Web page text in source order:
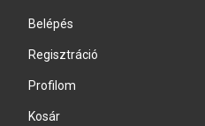
Belépés
Regisztráció
Profilom
Kosár